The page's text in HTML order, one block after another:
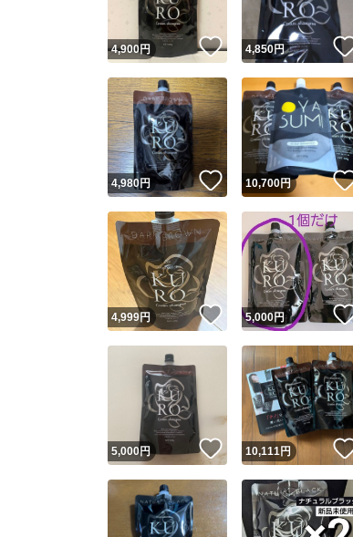
4,900円 いいね！
4,850円
4,980円 いいね！
10,700円
4,999円 いいね！
5,000円
5,000円 いいね！
10,111円